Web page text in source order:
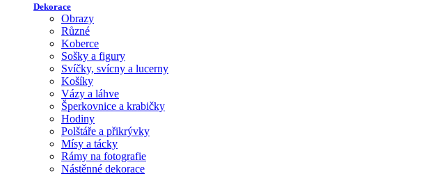
Dekorace
Obrazy
Různé
Koberce
Sošky a figury
Svíčky, svícny a lucerny
Košíky
Vázy a láhve
Šperkovnice a krabičky
Hodiny
Polštáře a přikrývky
Mísy a tácky
Rámy na fotografie
Nástěnné dekorace